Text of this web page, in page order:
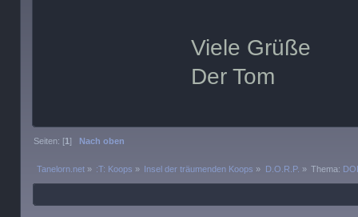
Viele Grüße
Der Tom
Seiten: [1] Nach oben
Tanelorn.net» :T: Koops » Insel der träumenden Koops » D.O.R.P. » Thema: